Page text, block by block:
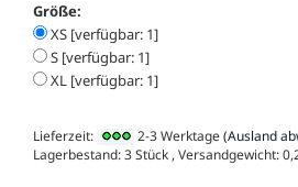
Größe:
XS [verfügbar: 1]
S [verfügbar: 1]
XL [verfügbar: 1]
Lieferzeit: 2-3 Werktage(Ausland
Lagerbestand: 3 Stück , Versandgewicht: